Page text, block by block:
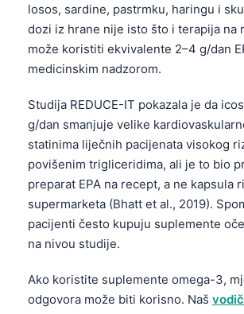
losos, sardine, pastrmku, haringu i
dozi iz hrane nije isto što i terapija na
može koristiti ekvivalente 2–4 g/dan
medicinskim nadzorom.
Studija REDUCE-IT pokazala je da
g/dan smanjuje velike
statinima liječnih pacijenata visokog
povišenim trigliceridima, ali je to bio
preparat EPA na recept, a ne kapsula
supermarketa (Bhatt et al., 2019).
pacijenti često kupuju suplemente
na nivou studije.
Ako koristite suplemente omega-3,
odgovora može biti korisno. Naš